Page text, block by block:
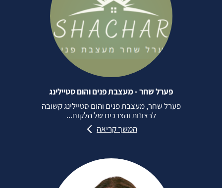
פערל שחר - מעצבת פנים והום סטיילינג
פערל שחר, מעצבת פנים והום סטיילינג קשובה
לרצונות והצרכים של הלקוח...
המשך קריאה